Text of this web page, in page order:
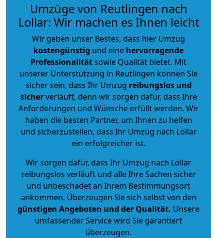
Umzüge von Reutlingen nach
Lollar: Wir machen es Ihnen leicht
Wir geben unser Bestes, dass hier Umzug
kostengünstig und eine hervorragende
Professionalitätsowie Qualität bietet. Mit
unserer Unterstützung in Reutlingen können Sie
sicher sein, dass Ihr Umzug reibungslos und
sicherverläuft, denn wir sorgen dafür, dass Ihre
Anforderungen und Wünsche erfüllt werden. Wir
haben die besten Partner, um Ihnen zu helfen
und sicherzustellen, dass Ihr Umzug nach Lollar
ein erfolgreicher ist.
Wir sorgen dafür, dass Ihr Umzug nach Lollar
reibungslos verläuft und alle Ihre Sachen sicher
und unbeschadet an Ihrem Bestimmungsort
ankommen. Überzeugen Sie sich selbst von den
günstigen Angeboten und der Qualität. Unsere
umfassender Service wird Sie garantiert
überzeugen.